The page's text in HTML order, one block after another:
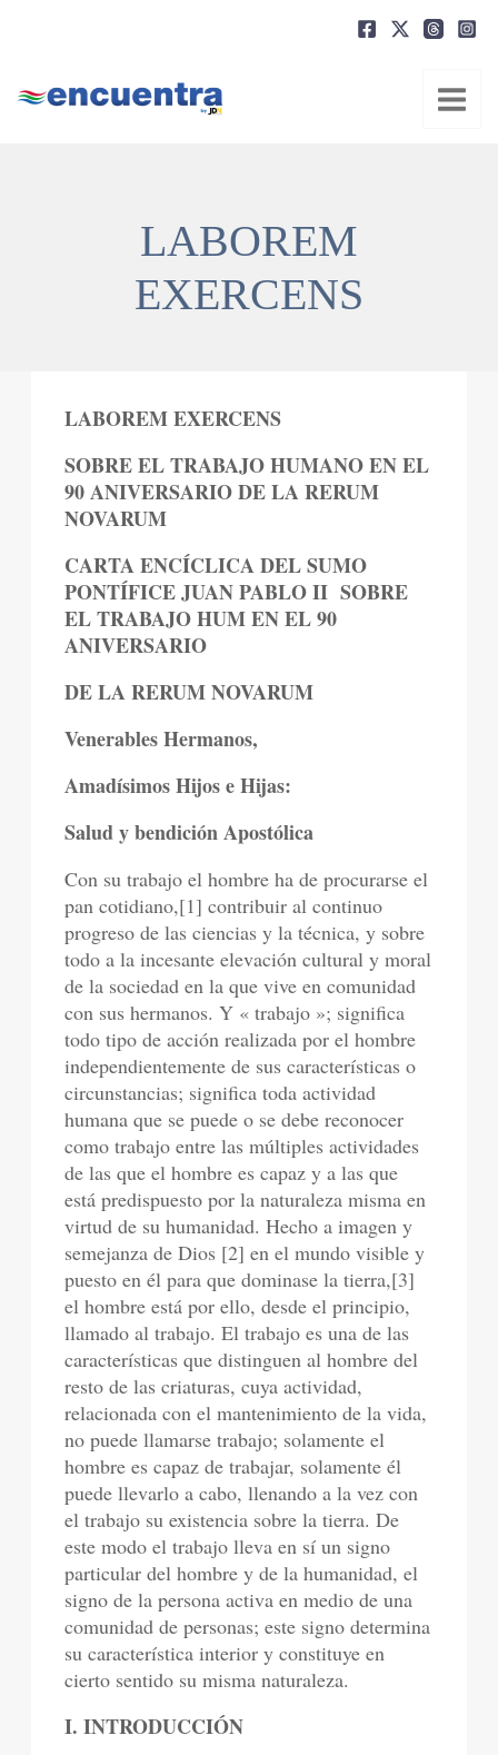
LABOREM
EXERCENS
LABOREM EXERCENS
SOBRE EL TRABAJO HUMANO EN EL
90 ANIVERSARIO DE LA RERUM
NOVARUM
CARTA ENCÍCLICA DEL SUMO
PONTÍFICE JUAN PABLO II SOBRE
EL TRABAJO HUM EN EL 90
ANIVERSARIO
DE LA RERUM NOVARUM
Venerables Hermanos,
Amadísimos Hijos e Hijas:
Salud y bendición Apostólica
Con su trabajo el hombre ha de procurarse el
pan cotidiano,[1] contribuir al continuo
progreso de las ciencias y la técnica, y sobre
todo a la incesante elevación cultural y moral
de la sociedad en la que vive en comunidad
con sus hermanos. Y « trabajo »; significa
todo tipo de acción realizada por el hombre
independientemente de sus características o
circunstancias; significa toda actividad
humana que se puede o se debe reconocer
como trabajo entre las múltiples actividades
de las que el hombre es capaz y a las que
está predispuesto por la naturaleza misma en
virtud de su humanidad. Hecho a imagen y
semejanza de Dios [2] en el mundo visible y
puesto en él para que dominase la tierra,[3]
el hombre está por ello, desde el principio,
llamado al trabajo. El trabajo es una de las
características que distinguen al hombre del
resto de las criaturas, cuya actividad,
relacionada con el mantenimiento de la vida,
no puede llamarse trabajo; solamente el
hombre es capaz de trabajar, solamente él
puede llevarlo a cabo, llenando a la vez con
el trabajo su existencia sobre la tierra. De
este modo el trabajo lleva en sí un signo
particular del hombre y de la humanidad, el
signo de la persona activa en medio de una
comunidad de personas; este signo determina
su característica interior y constituye en
cierto sentido su misma naturaleza.
I. INTRODUCCIÓN